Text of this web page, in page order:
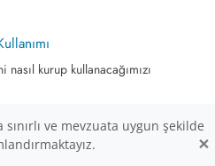
kurup kullanacağımızı
ve mevzuata uygun şekilde
×